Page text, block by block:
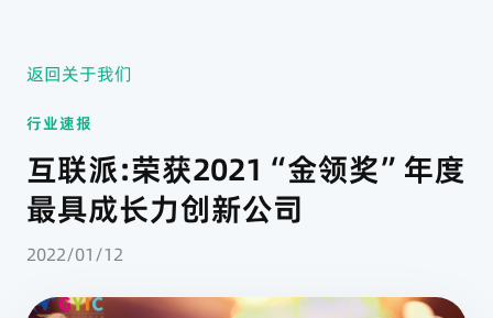
返回关于我们
行业速报
互联派:荣获2021“金领奖”年度
最具成长力创新公司
2022/01/12